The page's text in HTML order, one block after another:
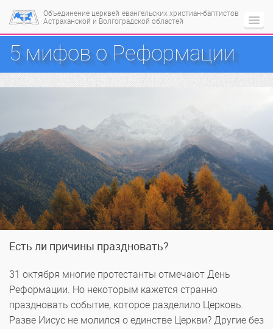
Объединение церквей евангельских христиан-баптистов
Астраханской и Волгоградской областей
5 мифов о Реформации
Есть ли причины праздновать?
31 октября многие протестанты отмечают День
Реформации. Но некоторым кажется странно
праздновать событие, которое разделило Церковь.
Разве Иисус не молился о единстве Церкви? Другие без